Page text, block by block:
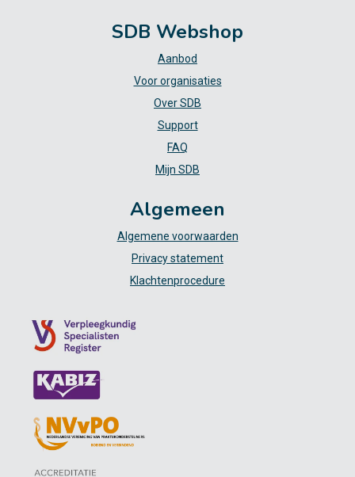
SDB Webshop
Aanbod
Voor organisaties
Over SDB
Support
FAQ
Mijn SDB
Algemeen
Algemene voorwaarden
Privacy statement
Klachtenprocedure